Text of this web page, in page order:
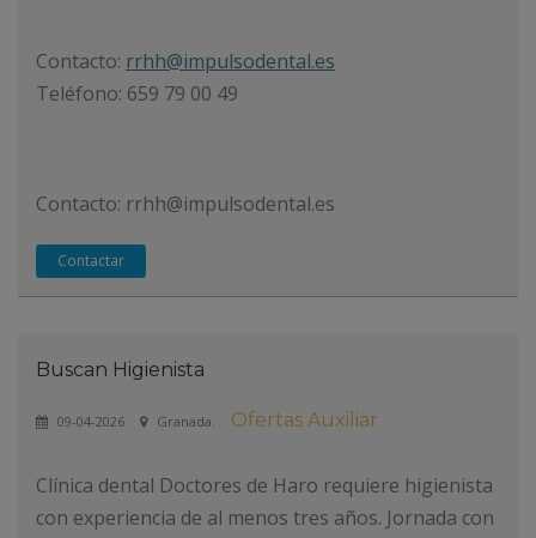
Contacto: rrhh@impulsodental.es
Teléfono: 659 79 00 49
Contacto: rrhh@impulsodental.es
Contactar
Buscan Higienista
09-04-2026 Granada. Ofertas Auxiliar
Clínica dental Doctores de Haro requiere higienista
con experiencia de al menos tres años. Jornada con